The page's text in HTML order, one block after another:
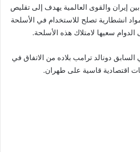
2015 النووي بين إيران والقوى العالمية يهدف إلى تقليص
انشطارية تصلح للاستخدام في الأسلحة
الدوام سعيها لامتلاك هذه الأسلحة.
دونالد ترامب بلاده من الاتفاق في